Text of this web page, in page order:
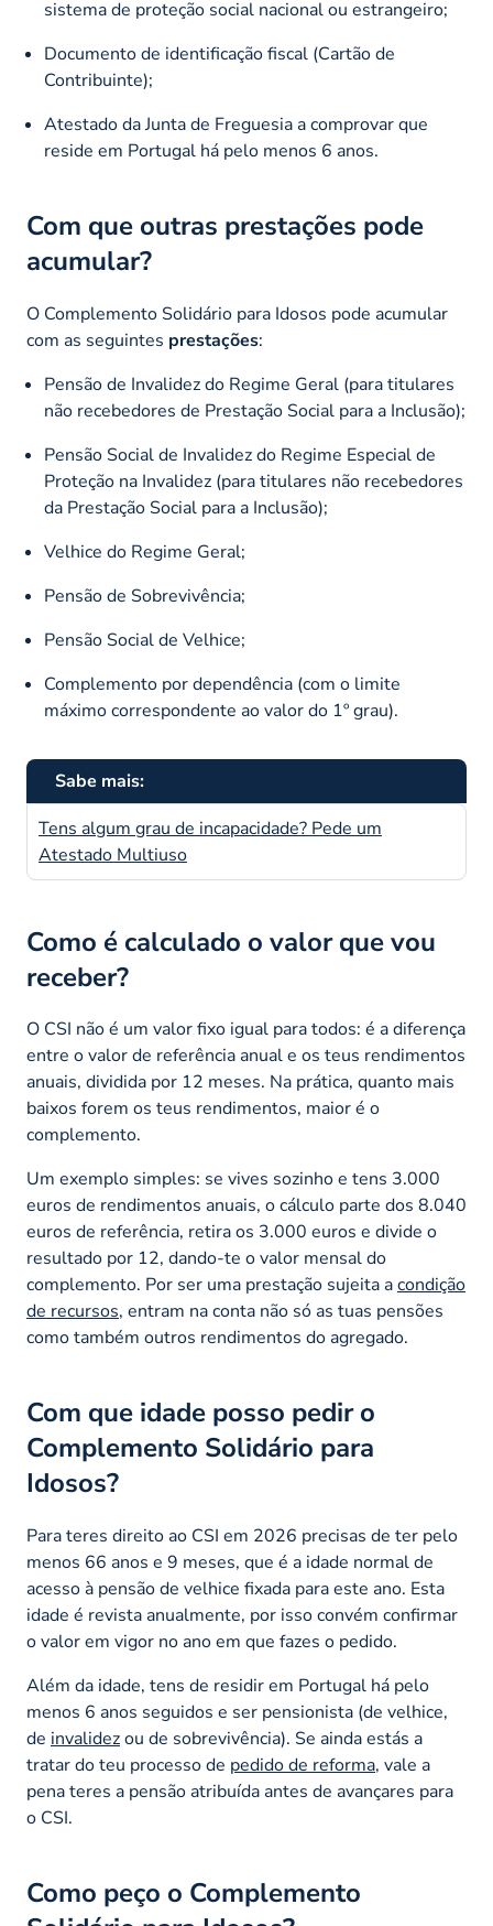
sistema de proteção social nacional ou estrangeiro;
Documento de identificação fiscal (Cartão de
Contribuinte);
Atestado da Junta de Freguesia a comprovar que
reside em Portugal há pelo menos 6 anos.
Com que outras prestações pode
acumular?
O Complemento Solidário para Idosos pode acumular
com as seguintes prestações:
Pensão de Invalidez do Regime Geral (para titulares
não recebedores de Prestação Social para a Inclusão);
Pensão Social de Invalidez do Regime Especial de
Proteção na Invalidez (para titulares não recebedores
da Prestação Social para a Inclusão);
Velhice do Regime Geral;
Pensão de Sobrevivência;
Pensão Social de Velhice;
Complemento por dependência (com o limite
máximo correspondente ao valor do 1º grau).
Sabe mais:
Tens algum grau de incapacidade? Pede um
Atestado Multiuso
Como é calculado o valor que vou
receber?
O CSI não é um valor fixo igual para todos: é a diferença
entre o valor de referência anual e os teus rendimentos
anuais, dividida por 12 meses. Na prática, quanto mais
baixos forem os teus rendimentos, maior é o
complemento.
Um exemplo simples: se vives sozinho e tens 3.000
euros de rendimentos anuais, o cálculo parte dos 8.040
euros de referência, retira os 3.000 euros e divide o
resultado por 12, dando-te o valor mensal do
complemento. Por ser uma prestação sujeita acondição
de recursos, entram na conta não só as tuas pensões
como também outros rendimentos do agregado.
Com que idade posso pedir o
Complemento Solidário para
Idosos?
Para teres direito ao CSI em 2026 precisas de ter pelo
menos 66 anos e 9 meses, que é a idade normal de
acesso à pensão de velhice fixada para este ano. Esta
idade é revista anualmente, por isso convém confirmar
o valor em vigor no ano em que fazes o pedido.
Além da idade, tens de residir em Portugal há pelo
menos 6 anos seguidos e ser pensionista (de velhice,
de invalidezou de sobrevivência). Se ainda estás a
tratar do teu processo de pedido de reforma, vale a
pena teres a pensão atribuída antes de avançares para
o CSI.
Como peço o Complemento